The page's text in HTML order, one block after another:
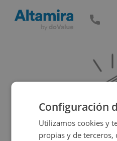
Configuración
Utilizamos cookies y
propias y de terceros,